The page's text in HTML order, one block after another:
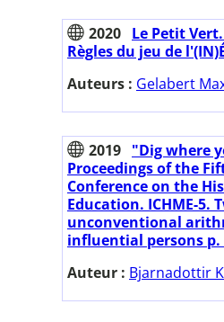
2020 Le Petit
Règles du jeu de
Auteurs : Gelabert
2019 "Dig where
Proceedings of the
Conference on the
Education. ICHME-5.
unconventional
influential persons p.
Auteur : Bjarnadottir